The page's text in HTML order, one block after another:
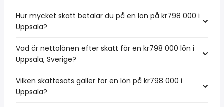
Hur mycket skatt betalar du på en lön på kr798 000 i
Uppsala?
Vad är nettolönen efter skatt för en kr798 000 lön i
Uppsala, Sverige?
Vilken skattesats gäller för en lön på kr798 000 i
Uppsala?